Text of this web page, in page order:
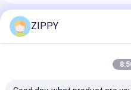
Sản Phẩm Khuyến Cáo
ZIPPY